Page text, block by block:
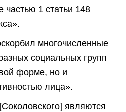
частью 1 статьи 148
многочисленные
социальных групп
форме, но и
лица».
являются